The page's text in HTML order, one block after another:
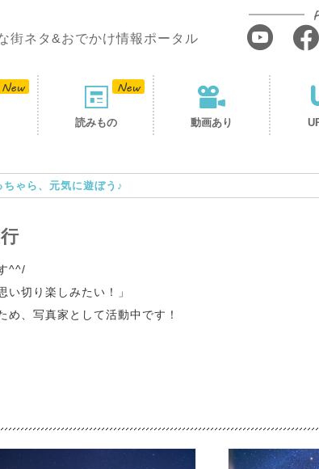
街ネタ&おでかけ情報ポータル
読みもの 動画あり
ゃら、元気に遊ぼう♪
^^/
い切り楽しみたい！」
め、写真家として活動中です！